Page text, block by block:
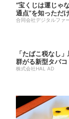
“宝くじは運じゃ
通点”を知っただ
合同会社デジタルファ
「たばこ税なし
群がる新型タバコ
株式会社HAL AD